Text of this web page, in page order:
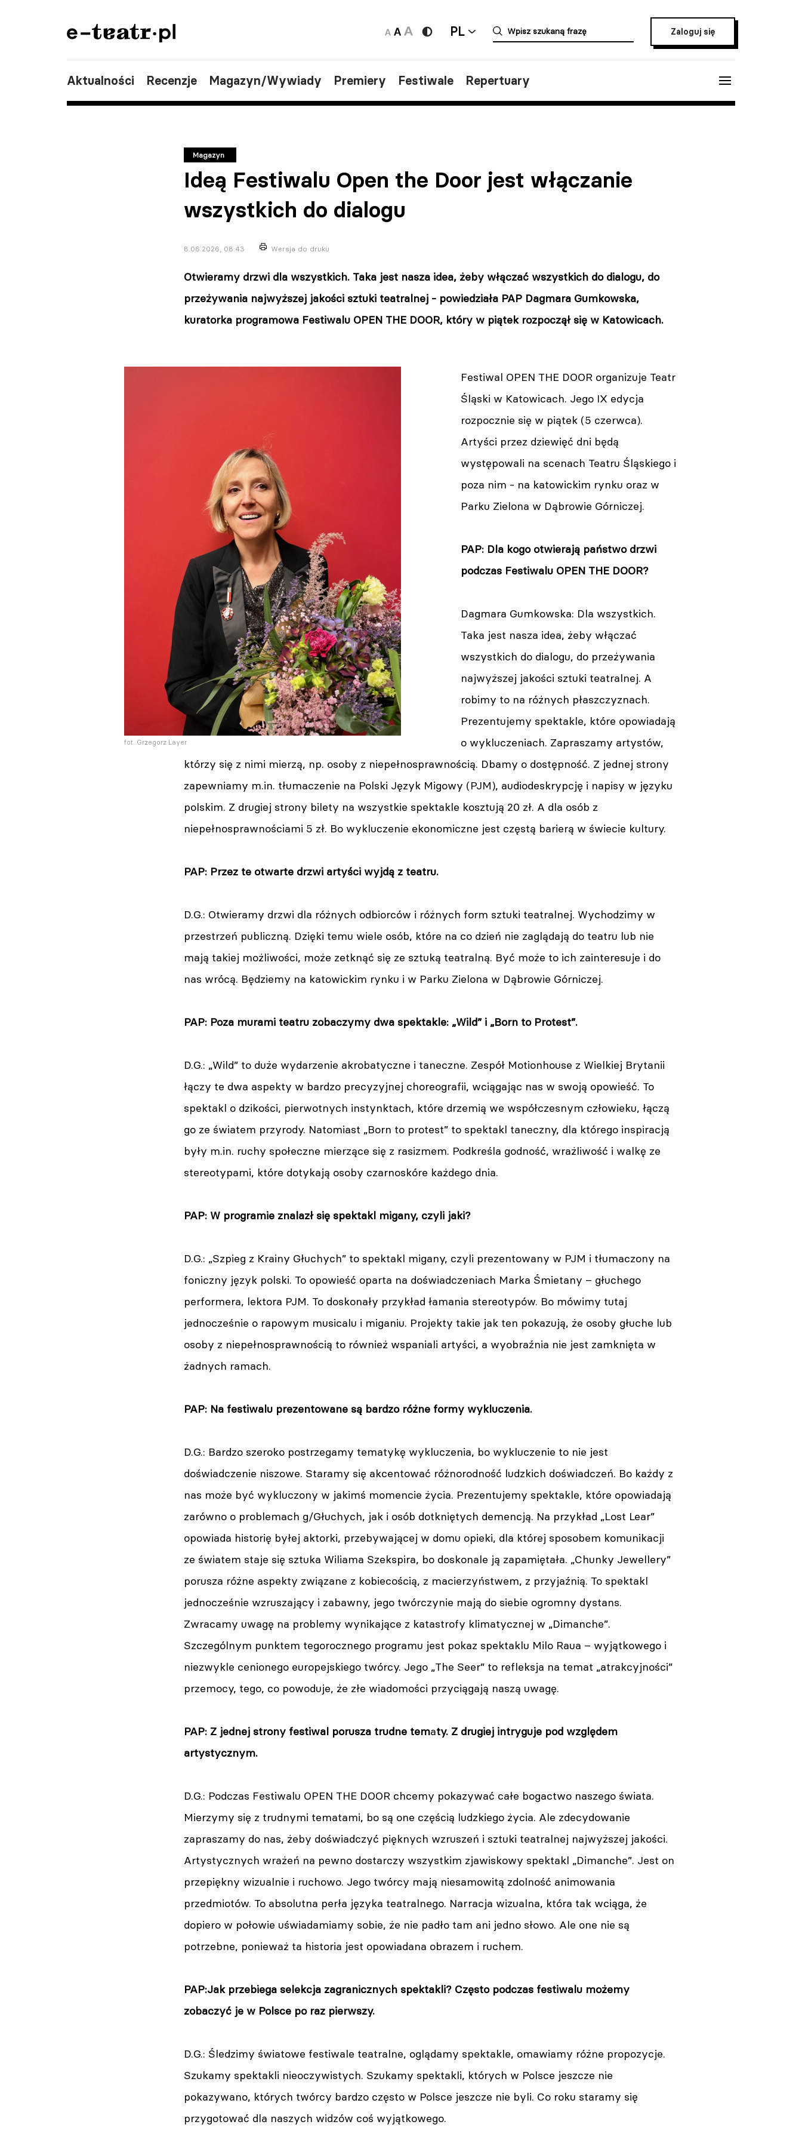
PL Zaloguj się
Aktualności Recenzje Magazyn/Wywiady Premiery Festiwale Repertuary
Magazyn
Ideą Festiwalu Open the Door jest włączanie
wszystkich do dialogu
8.06.2026, 08:43 Wersja do druku
Otwieramy drzwi dla wszystkich. Taka jest nasza idea, żeby włączać wszystkich do dialogu, do
przeżywania najwyższej jakości sztuki teatralnej - powiedziała PAP Dagmara Gumkowska,
kuratorka programowa Festiwalu OPEN THE DOOR, który w piątek rozpoczął się w Katowicach.
fot. Grzegorz Layer
Festiwal OPEN THE DOOR organizuje Teatr
Śląski w Katowicach. Jego IX edycja
rozpocznie się w piątek (5 czerwca).
Artyści przez dziewięć dni będą
występowali na scenach Teatru Śląskiego i
poza nim - na katowickim rynku oraz w
Parku Zielona w Dąbrowie Górniczej.
PAP: Dla kogo otwierają państwo drzwi
podczas Festiwalu OPEN THE DOOR?
Dagmara Gumkowska: Dla wszystkich.
Taka jest nasza idea, żeby włączać
wszystkich do dialogu, do przeżywania
najwyższej jakości sztuki teatralnej. A
robimy to na różnych płaszczyznach.
Prezentujemy spektakle, które opowiadają
o wykluczeniach. Zapraszamy artystów,
którzy się z nimi mierzą, np. osoby z niepełnosprawnością. Dbamy o dostępność. Z jednej strony
zapewniamy m.in. tłumaczenie na Polski Język Migowy (PJM), audiodeskrypcję i napisy w języku
polskim. Z drugiej strony bilety na wszystkie spektakle kosztują 20 zł. A dla osób z
niepełnosprawnościami 5 zł. Bo wykluczenie ekonomiczne jest częstą barierą w świecie kultury.
PAP: Przez te otwarte drzwi artyści wyjdą z teatru.
D.G.: Otwieramy drzwi dla różnych odbiorców i różnych form sztuki teatralnej. Wychodzimy w
przestrzeń publiczną. Dzięki temu wiele osób, które na co dzień nie zaglądają do teatru lub nie
mają takiej możliwości, może zetknąć się ze sztuką teatralną. Być może to ich zainteresuje i do
nas wrócą. Będziemy na katowickim rynku i w Parku Zielona w Dąbrowie Górniczej.
PAP: Poza murami teatru zobaczymy dwa spektakle: „Wild” i „Born to Protest”.
D.G.: „Wild” to duże wydarzenie akrobatyczne i taneczne. Zespół Motionhouse z Wielkiej Brytanii
łączy te dwa aspekty w bardzo precyzyjnej choreografii, wciągając nas w swoją opowieść. To
spektakl o dzikości, pierwotnych instynktach, które drzemią we współczesnym człowieku, łączą
go ze światem przyrody. Natomiast „Born to protest” to spektakl taneczny, dla którego inspiracją
były m.in. ruchy społeczne mierzące się z rasizmem. Podkreśla godność, wrażliwość i walkę ze
stereotypami, które dotykają osoby czarnoskóre każdego dnia.
PAP: W programie znalazł się spektakl migany, czyli jaki?
D.G.: „Szpieg z Krainy Głuchych” to spektakl migany, czyli prezentowany w PJM i tłumaczony na
foniczny język polski. To opowieść oparta na doświadczeniach Marka Śmietany – głuchego
performera, lektora PJM. To doskonały przykład łamania stereotypów. Bo mówimy tutaj
jednocześnie o rapowym musicalu i miganiu. Projekty takie jak ten pokazują, że osoby głuche lub
osoby z niepełnosprawnością to również wspaniali artyści, a wyobraźnia nie jest zamknięta w
żadnych ramach.
PAP: Na festiwalu prezentowane są bardzo różne formy wykluczenia.
D.G.: Bardzo szeroko postrzegamy tematykę wykluczenia, bo wykluczenie to nie jest
doświadczenie niszowe. Staramy się akcentować różnorodność ludzkich doświadczeń. Bo każdy z
nas może być wykluczony w jakimś momencie życia. Prezentujemy spektakle, które opowiadają
zarówno o problemach g/Głuchych, jak i osób dotkniętych demencją. Na przykład „Lost Lear”
opowiada historię byłej aktorki, przebywającej w domu opieki, dla której sposobem komunikacji
ze światem staje się sztuka Wiliama Szekspira, bo doskonale ją zapamiętała. „Chunky Jewellery”
porusza różne aspekty związane z kobiecością, z macierzyństwem, z przyjaźnią. To spektakl
jednocześnie wzruszający i zabawny, jego twórczynie mają do siebie ogromny dystans.
Zwracamy uwagę na problemy wynikające z katastrofy klimatycznej w „Dimanche”.
Szczególnym punktem tegorocznego programu jest pokaz spektaklu Milo Raua – wyjątkowego i
niezwykle cenionego europejskiego twórcy. Jego „The Seer” to refleksja na temat „atrakcyjności”
przemocy, tego, co powoduje, że złe wiadomości przyciągają naszą uwagę.
PAP: Z jednej strony festiwal porusza trudne tematy. Z drugiej intryguje pod względem
artystycznym.
D.G.: Podczas Festiwalu OPEN THE DOOR chcemy pokazywać całe bogactwo naszego świata.
Mierzymy się z trudnymi tematami, bo są one częścią ludzkiego życia. Ale zdecydowanie
zapraszamy do nas, żeby doświadczyć pięknych wzruszeń i sztuki teatralnej najwyższej jakości.
Artystycznych wrażeń na pewno dostarczy wszystkim zjawiskowy spektakl „Dimanche”. Jest on
przepiękny wizualnie i ruchowo. Jego twórcy mają niesamowitą zdolność animowania
przedmiotów. To absolutna perła języka teatralnego. Narracja wizualna, która tak wciąga, że
dopiero w połowie uświadamiamy sobie, że nie padło tam ani jedno słowo. Ale one nie są
potrzebne, ponieważ ta historia jest opowiadana obrazem i ruchem.
PAP:Jak przebiega selekcja zagranicznych spektakli? Często podczas festiwalu możemy
zobaczyć je w Polsce po raz pierwszy.
D.G.: Śledzimy światowe festiwale teatralne, oglądamy spektakle, omawiamy różne propozycje.
Szukamy spektakli nieoczywistych. Szukamy spektakli, których w Polsce jeszcze nie
pokazywano, których twórcy bardzo często w Polsce jeszcze nie byli. Co roku staramy się
przygotować dla naszych widzów coś wyjątkowego.